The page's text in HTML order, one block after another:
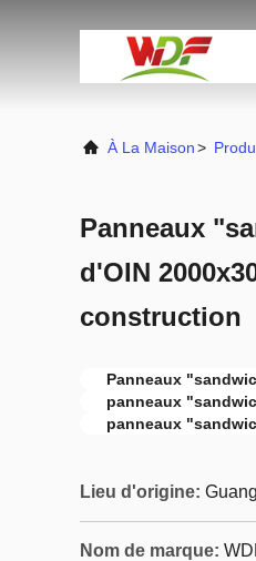
À La Maison>
Panneaux
d'OIN
construction
Panneaux
panneaux
panneaux
Lieu d'origine:
Nom de marque: